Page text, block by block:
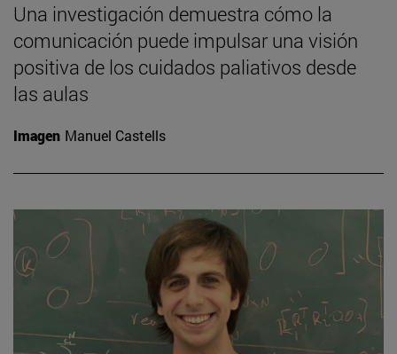
Una investigación demuestra cómo la
comunicación puede impulsar una visión
positiva de los cuidados paliativos desde
las aulas
Imagen Manuel Castells